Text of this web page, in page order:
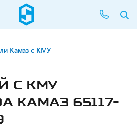
Камаз с КМУ
С КМУ
КАМАЗ 65117-